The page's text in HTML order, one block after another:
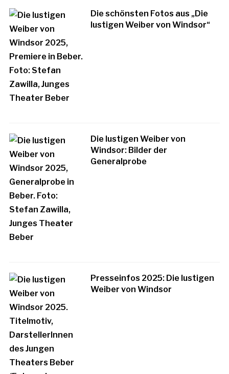
Die schönsten Fotos aus „Die
lustigen Weiber von Windsor“
Die lustigen Weiber von
Windsor: Bilder der
Generalprobe
Presseinfos 2025: Die lustigen
Weiber von Windsor